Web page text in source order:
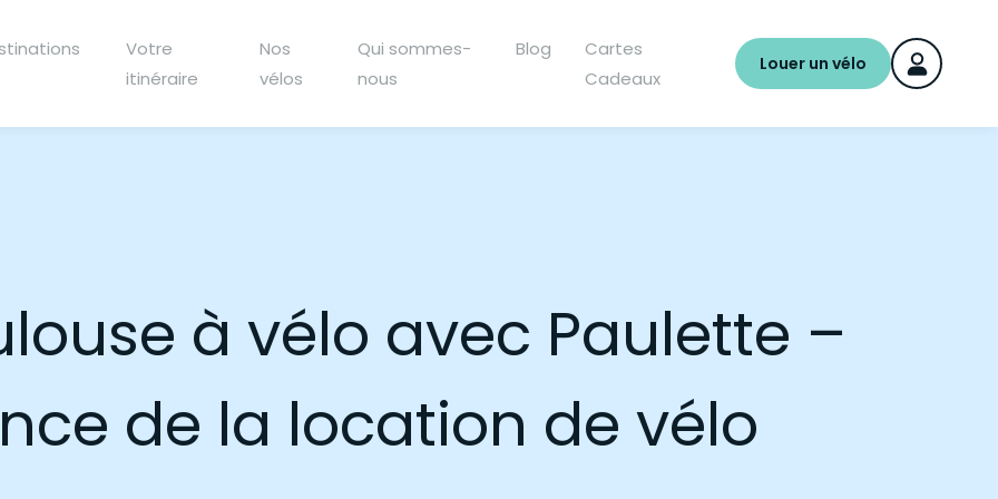
Votre
itinéraire
Nos
vélos
Qui sommes-
nous
Blog
Cartes
Cadeaux
Louer un vélo
à vélo avec Paulette –
de la location de vélo